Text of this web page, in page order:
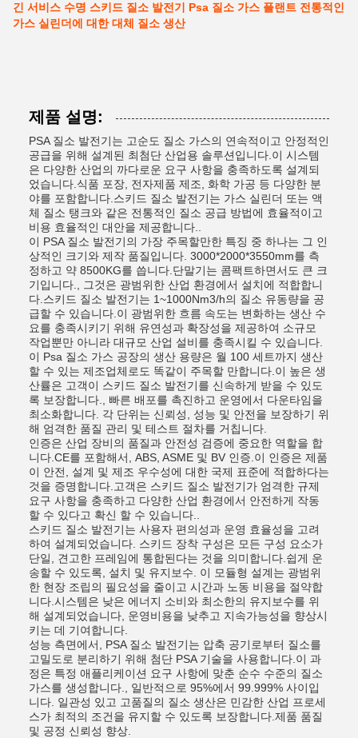
긴 서비스 수명 스키드 질소 발전기 Psa 질소 가스 플랜트 전통적인
가스 실린더에 대한 대체 질소 생산
제품 설명:
PSA 질소 발전기는 고순도 질소 가스의 연속적이고 안정적인
공급을 위해 설계된 최첨단 산업용 솔루션입니다.이 시스템
은 다양한 산업의 까다로운 요구 사항을 충족하도록 설계되
었습니다.식품 포장, 전자제품 제조, 화학 가공 등 다양한 분
야를 포함합니다.스키드 질소 발전기는 가스 실린더 또는 액
체 질소 탱크와 같은 전통적인 질소 공급 방법에 효율적이고
비용 효율적인 대안을 제공합니다..
이 PSA 질소 발전기의 가장 주목할만한 특징 중 하나는 그 인
상적인 크기와 제작 품질입니다. 3000*2000*3550mm를 측
정하고 약 8500KG를 씁니다.단말기는 콤팩트하면서도 큰 크
기입니다., 그것은 광범위한 산업 환경에서 설치에 적합합니
다.스키드 질소 발전기는 1~1000Nm3/h의 질소 유동량을 공
급할 수 있습니다.이 광범위한 흐름 속도는 변화하는 생산 수
요를 충족시키기 위해 유연성과 확장성을 제공하여 소규모
작업뿐만 아니라 대규모 산업 설비를 충족시킬 수 있습니다.
이 Psa 질소 가스 공장의 생산 용량은 월 100 세트까지 생산
할 수 있는 제조업체로도 똑같이 주목할 만합니다.이 높은 생
산률은 고객이 스키드 질소 발전기를 신속하게 받을 수 있도
록 보장합니다., 빠른 배포를 촉진하고 운영에서 다운타임을
최소화합니다. 각 단위는 신뢰성, 성능 및 안전을 보장하기 위
해 엄격한 품질 관리 및 테스트 절차를 거칩니다.
인증은 산업 장비의 품질과 안전성 검증에 중요한 역할을 합
니다.CE를 포함해서, ABS, ASME 및 BV 인증.이 인증은 제품
이 안전, 설계 및 제조 우수성에 대한 국제 표준에 적합하다는
것을 증명합니다.고객은 스키드 질소 발전기가 엄격한 규제
요구 사항을 충족하고 다양한 산업 환경에서 안전하게 작동
할 수 있다고 확신 할 수 있습니다..
스키드 질소 발전기는 사용자 편의성과 운영 효율성을 고려
하여 설계되었습니다. 스키드 장착 구성은 모든 구성 요소가
단일, 견고한 프레임에 통합된다는 것을 의미합니다.쉽게 운
송할 수 있도록, 설치 및 유지보수. 이 모듈형 설계는 광범위
한 현장 조립의 필요성을 줄이고 시간과 노동 비용을 절약합
니다.시스템은 낮은 에너지 소비와 최소한의 유지보수를 위
해 설계되었습니다, 운영비용을 낮추고 지속가능성을 향상시
키는 데 기여합니다.
성능 측면에서, PSA 질소 발전기는 압축 공기로부터 질소를
고밀도로 분리하기 위해 첨단 PSA 기술을 사용합니다.이 과
정은 특정 애플리케이션 요구 사항에 맞춘 순수 수준의 질소
가스를 생성합니다., 일반적으로 95%에서 99.999% 사이입
니다. 일관성 있고 고품질의 질소 생산은 민감한 산업 프로세
스가 최적의 조건을 유지할 수 있도록 보장합니다.제품 품질
및 공정 신뢰성 향상.